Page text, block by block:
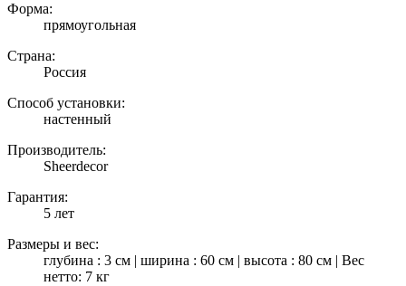
Форма:
прямоугольная
Страна:
Россия
Способ установки:
настенный
Производитель:
Sheerdecor
Гарантия:
5 лет
Размеры и вес:
глубина : 3 см | ширина : 60 см | высота : 80 см | Вес
нетто: 7 кг